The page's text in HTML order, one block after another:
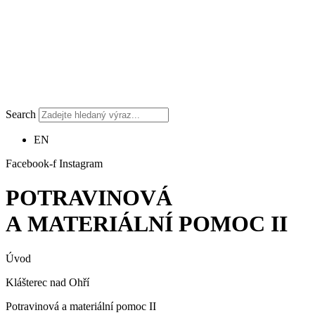
Search
EN
Facebook-f Instagram
POTRAVINOVÁ
A MATERIÁLNÍ POMOC II
Úvod
Klášterec nad Ohří
Potravinová a materiální pomoc II